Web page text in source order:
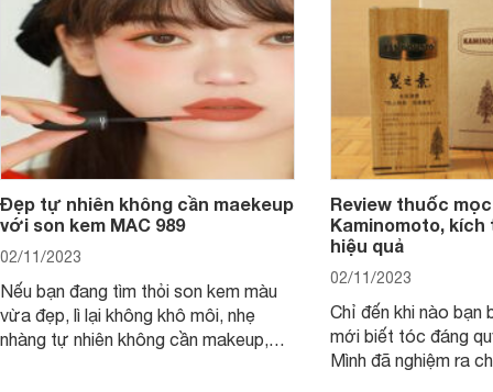
Đẹp tự nhiên không cần maekeup
với son kem MAC 989
02/11/2023
Nếu bạn đang tìm thỏi son kem màu
vừa đẹp, lì lại không khô môi, nhẹ
nhàng tự nhiên không cần makeup,
Review thuốc
Kaminomoto,
hiệu quả
02/11/2023
Chỉ đến khi nào bạn
mới biết tóc đáng
Mình đã nghiệm ra